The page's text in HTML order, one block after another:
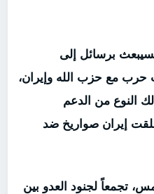
برسائل إلى
حرب مع حزب الله وإيران،
النوع من الدعم
إيران صواريخ ضد
تجمعاً لجنود العدو بين